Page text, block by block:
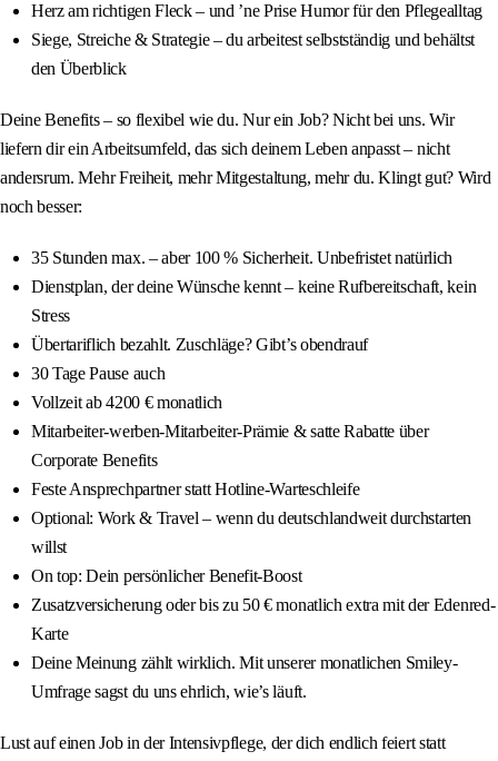
Herz am richtigen Fleck – und ’ne Prise Humor für den Pflegealltag
Siege, Streiche & Strategie – du arbeitest selbstständig und behältst
den Überblick
Deine Benefits – so flexibel wie du. Nur ein Job? Nicht bei uns. Wir
liefern dir ein Arbeitsumfeld, das sich deinem Leben anpasst – nicht
andersrum. Mehr Freiheit, mehr Mitgestaltung, mehr du. Klingt gut? Wird
noch besser:
35 Stunden max. – aber 100 % Sicherheit. Unbefristet natürlich
Dienstplan, der deine Wünsche kennt – keine Rufbereitschaft, kein
Stress
Übertariflich bezahlt. Zuschläge? Gibt’s obendrauf
30 Tage Pause auch
Vollzeit ab 4200 € monatlich
Mitarbeiter-werben-Mitarbeiter-Prämie & satte Rabatte über
Corporate Benefits
Feste Ansprechpartner statt Hotline-Warteschleife
Optional: Work & Travel – wenn du deutschlandweit durchstarten
willst
On top: Dein persönlicher Benefit-Boost
Zusatzversicherung oder bis zu 50 € monatlich extra mit der Edenred-
Karte
Deine Meinung zählt wirklich. Mit unserer monatlichen Smiley-
Umfrage sagst du uns ehrlich, wie’s läuft.
Lust auf einen Job in der Intensivpflege, der dich endlich feiert statt